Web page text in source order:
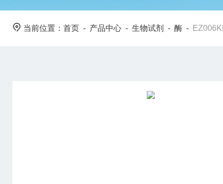
当前位置： 首页 - 产品中心 - 生物试剂 - 酶 -